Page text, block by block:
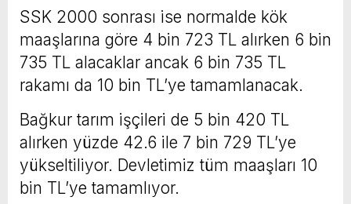
SSK 2000 sonrası ise normalde kök
maaşlarına göre 4 bin 723 TL alırken 6 bin
735 TL alacaklar ancak 6 bin 735 TL
rakamı da 10 bin TL’ye tamamlanacak.
Bağkur tarım işçileri de 5 bin 420 TL
alırken yüzde 42.6 ile 7 bin 729 TL’ye
yükseltiliyor. Devletimiz tüm maaşları 10
bin TL’ye tamamlıyor.